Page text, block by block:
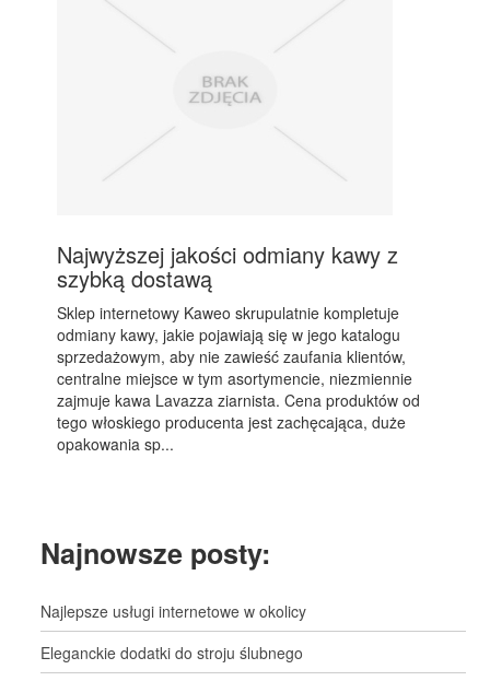
Najwyższej jakości odmiany kawy z
szybką dostawą
Sklep internetowy Kaweo skrupulatnie kompletuje
odmiany kawy, jakie pojawiają się w jego katalogu
sprzedażowym, aby nie zawieść zaufania klientów,
centralne miejsce w tym asortymencie, niezmiennie
zajmuje kawa Lavazza ziarnista. Cena produktów od
tego włoskiego producenta jest zachęcająca, duże
opakowania sp...
Najnowsze posty:
Najlepsze usługi internetowe w okolicy
Eleganckie dodatki do stroju ślubnego